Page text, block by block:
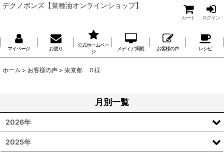
デクノボンズ【菜種油オンラインショップ】
カート ログイン
マイページ お便り
公式ホームペー
ジ
メディア掲載 お客様の声 レシピ
ホーム > お客様の声 > 東京都 Ｏ様
月別一覧
2026年
2025年